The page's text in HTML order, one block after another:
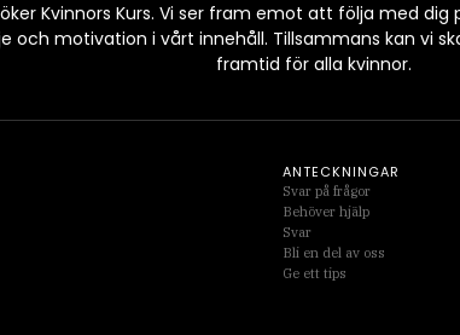
Kvinnors Kurs. Vi ser fram emot att följa med dig
och motivation i vårt innehåll. Tillsammans kan vi
framtid för alla kvinnor.
ANTECKNINGAR
Svar på frågor
Behöver hjälp
Svar
Bli en del av oss
Ge ett tips